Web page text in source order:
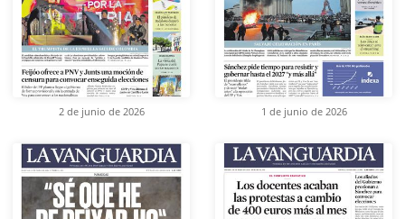
2 de junio de 2026 1 de junio de 2026